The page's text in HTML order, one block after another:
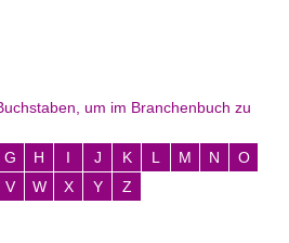
um im Branchenbuch zu
G H I J K L M N
O
V W X Y Z